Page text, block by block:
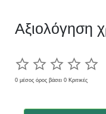
Αξιολόγηση
0 μέσος όρος βάσει 0 Κριτικές